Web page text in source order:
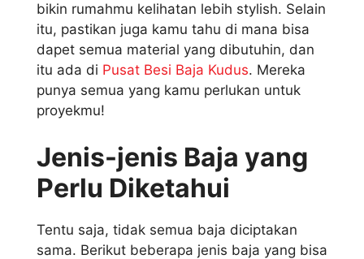
bikin rumahmu kelihatan lebih stylish. Selain
itu, pastikan juga kamu tahu di mana bisa
dapet semua material yang dibutuhin, dan
itu ada di Pusat Besi Baja Kudus. Mereka
punya semua yang kamu perlukan untuk
proyekmu!
Jenis-jenis Baja yang
Perlu Diketahui
Tentu saja, tidak semua baja diciptakan
sama. Berikut beberapa jenis baja yang bisa